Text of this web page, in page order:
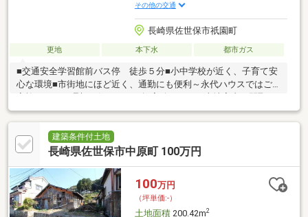
その他の交通
長崎県佐世保市祇園町
更地 本下水 都市ガス
■交通安全学習館前バス停 徒歩５分■小中学校が近く、子育て安
心な環境■市街地にほど近く、通勤にも便利～永代ハウスではご
ご提案、モデルハウス見学会、ライフプランセミナーも随時行っ
ております♪～こんなお悩みありませんか？家づくりの「コツ」勉
強しましょう～・住宅会社の選び方が分からない・家づくりって
何から取り組んだらいいの？・家の性能や構造の知識がゼロ…・
決しましょう！正しい知識を持って、賢く、後悔しない家づくり
をしましょう♪
建築条件付土地
長崎県佐世保市中原町 100万円
100万円
（坪単価:-）
土地面積200.42m2